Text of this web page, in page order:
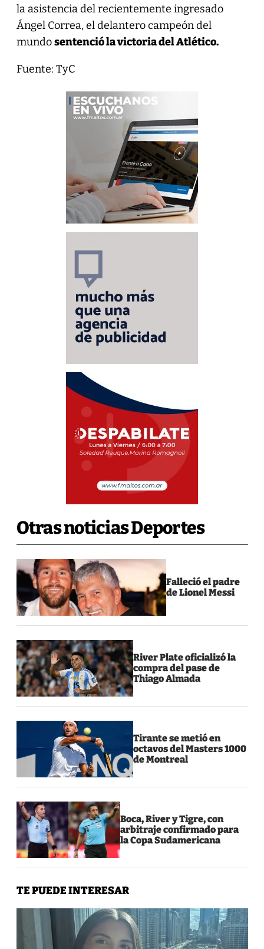
la asistencia del recientemente ingresado
Ángel Correa, el delantero campeón del
mundosentenció la victoria del Atlético.
Fuente: TyC
Otras noticias Deportes
Falleció el padre
de Lionel Messi
River Plate oficializó la
compra del pase de
Thiago Almada
Tirante se metió en
octavos del Masters 1000
de Montreal
Boca, River y Tigre, con
arbitraje confirmado para
la Copa Sudamericana
TE PUEDE INTERESAR